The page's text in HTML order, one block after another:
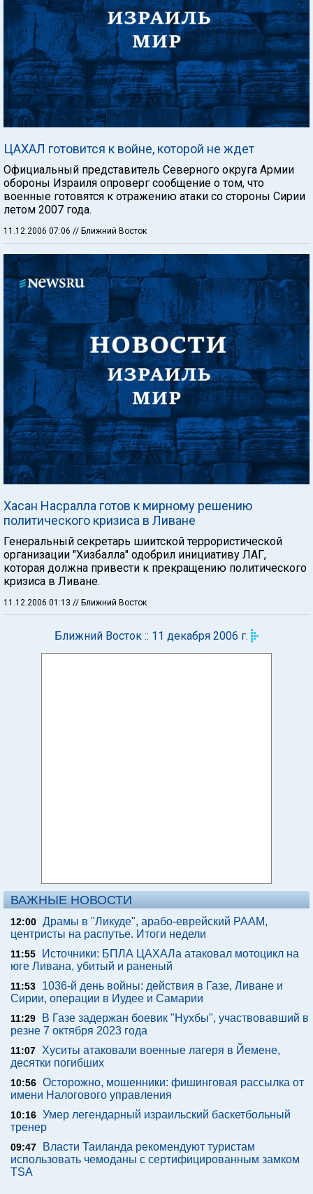
ЦАХАЛ готовится к войне, которой не ждет
Официальный представитель Северного округа Армии
обороны Израиля опроверг сообщение о том, что
военные готовятся к отражению атаки со стороны Сирии
летом 2007 года.
11.12.2006 07:06 // Ближний Восток
Хасан Насралла готов к мирному решению
политического кризиса в Ливане
Генеральный секретарь шиитской террористической
организации "Хизбалла" одобрил инициативу ЛАГ,
которая должна привести к прекращению политического
кризиса в Ливане.
11.12.2006 01:13 // Ближний Восток
Ближний Восток :: 11 декабря 2006 г.
ВАЖНЫЕ НОВОСТИ
12:00 Драмы в "Ликуде", арабо-еврейский РААМ,
центристы на распутье. Итоги недели
11:55
Источники: БПЛА ЦАХАЛа атаковал мотоцикл на
юге Ливана, убитый и раненый
11:53
1036-й день войны: действия в Газе, Ливане и
Сирии, операции в Иудее и Самарии
11:29
В Газе задержан боевик "Нухбы", участвовавший в
резне 7 октября 2023 года
11:07
Хуситы атаковали военные лагеря в Йемене,
десятки погибших
10:56 Осторожно, мошенники: фишинговая рассылка от
имени Налогового управления
10:16 Умер легендарный израильский баскетбольный
тренер
09:47
Власти Таиланда рекомендуют туристам
использовать чемоданы с сертифицированным замком
TSA